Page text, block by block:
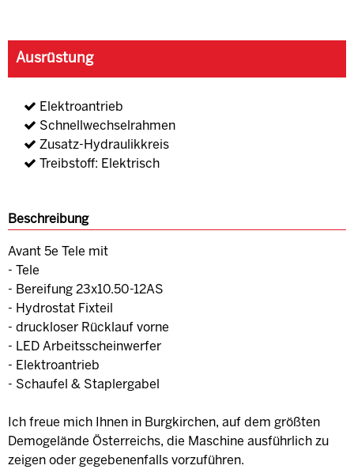
Ausrüstung
Elektroantrieb
Schnellwechselrahmen
Zusatz-Hydraulikkreis
Treibstoff: Elektrisch
Beschreibung
Avant 5e Tele mit
- Tele
- Bereifung 23x10.50-12AS
- Hydrostat Fixteil
- druckloser Rücklauf vorne
- LED Arbeitsscheinwerfer
- Elektroantrieb
- Schaufel & Staplergabel
Ich freue mich Ihnen in Burgkirchen, auf dem größten
Demogelände Österreichs, die Maschine ausführlich zu
zeigen oder gegebenenfalls vorzuführen.